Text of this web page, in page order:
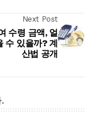
Next Post
수령 금액, 얼
수 있을까? 계
산법 공개